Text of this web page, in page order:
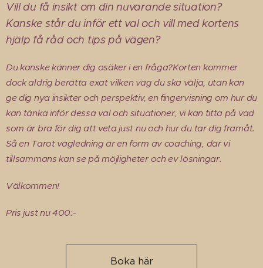
Vill du få insikt om din nuvarande situation?
Kanske står du inför ett val och vill med kortens
hjälp få råd och tips på vägen?
Du kanske känner dig osäker i en fråga?Korten kommer
dock aldrig berätta exat vilken väg du ska välja, utan kan
ge dig nya insikter och perspektiv, en fingervisning om hur du
kan tänka inför dessa val och situationer, vi kan titta på vad
som är bra för dig att veta just nu och hur du tar dig framåt.
Så en Tarot vägledning är en form av coaching, där vi
tillsammans kan se på möjligheter och ev lösningar.
Välkommen!
Pris just nu 400:-
Boka här